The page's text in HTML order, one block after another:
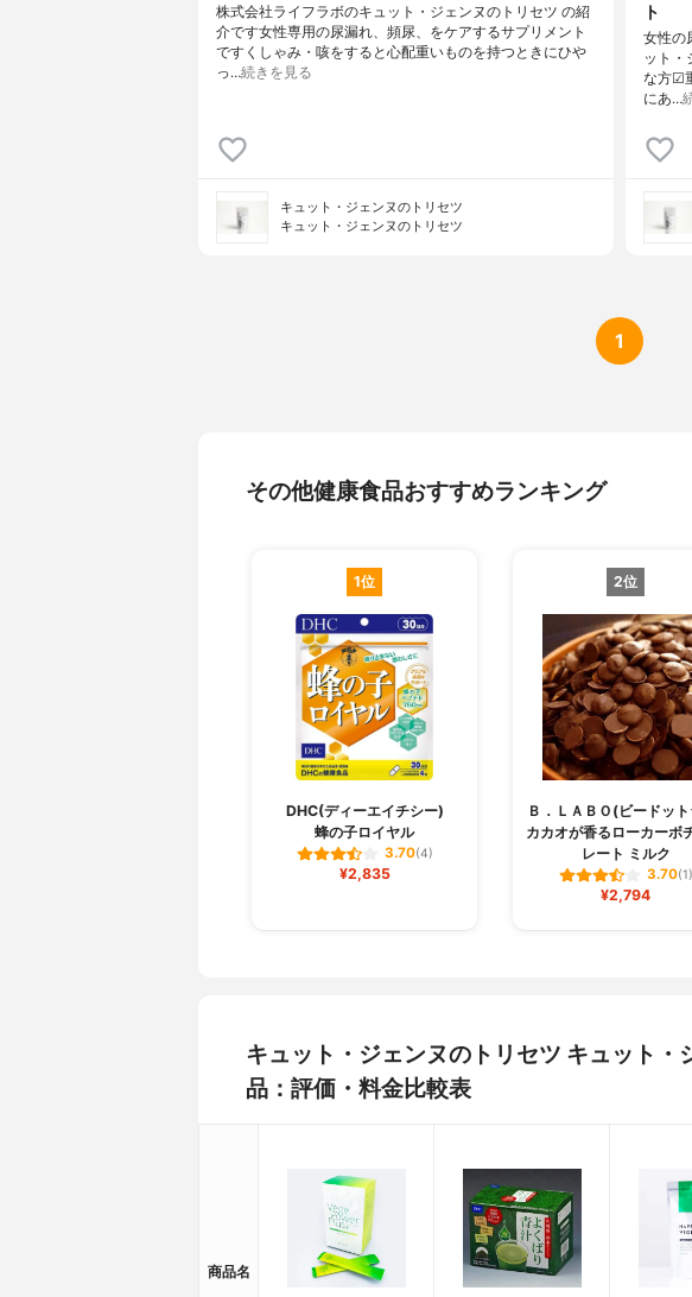
株式会社ライフラボのキュット・ジェンヌのトリセツ の紹
介です女性専用の尿漏れ、頻尿、をケアするサプリメント
ですくしゃみ・咳をすると心配重いものを持つときにひや
っ…続きを見る
キュット・ジェンヌのトリセツ
キュット・ジェンヌのトリセツ
ト
女性の
ット・
な方☑
にあ…
1
その他健康食品おすすめランキング
1位
DHC(ディーエイチシー)
蜂の子ロイヤル
3.70(4)
¥2,835
2位
Ｂ．ＬＡＢＯ(ビードッ
カカオが香るローカーボ
レート ミルク
3.70(1)
¥2,794
キュット・ジェンヌのトリセツ キュット・
品：評価・料金比較表
商品名